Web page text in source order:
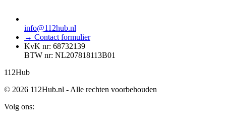
info@112hub.nl
→ Contact formulier
KvK nr: 68732139
BTW nr: NL207818113B01
112Hub
© 2026 112Hub.nl - Alle rechten voorbehouden
Volg ons: